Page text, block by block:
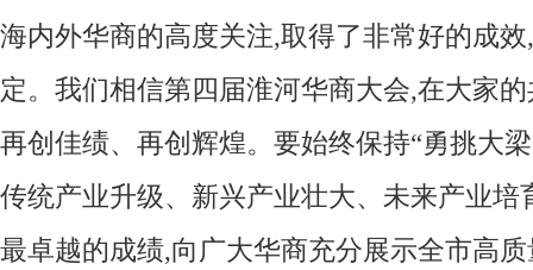
海内外华商的高度关注,取得了非常好的成
定。我们相信第四届淮河华商大会,在大家
再创佳绩、再创辉煌。要始终保持“勇挑大
传统产业升级、新兴产业壮大、未来产业培
最卓越的成绩,向广大华商充分展示全市高